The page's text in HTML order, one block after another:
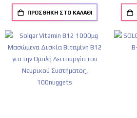
ΠΡΟΣΘΉΚΗ ΣΤΟ ΚΑΛΆΘΙ